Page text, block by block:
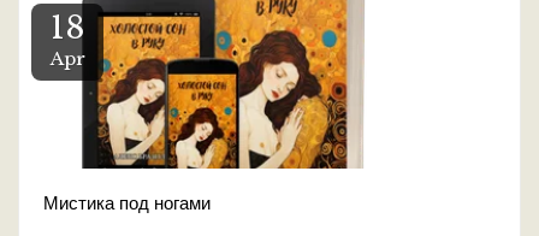
18
Apr
Мистика под ногами